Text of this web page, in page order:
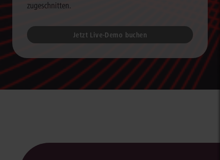
zugeschnitten.
Jetzt Live-Demo buchen